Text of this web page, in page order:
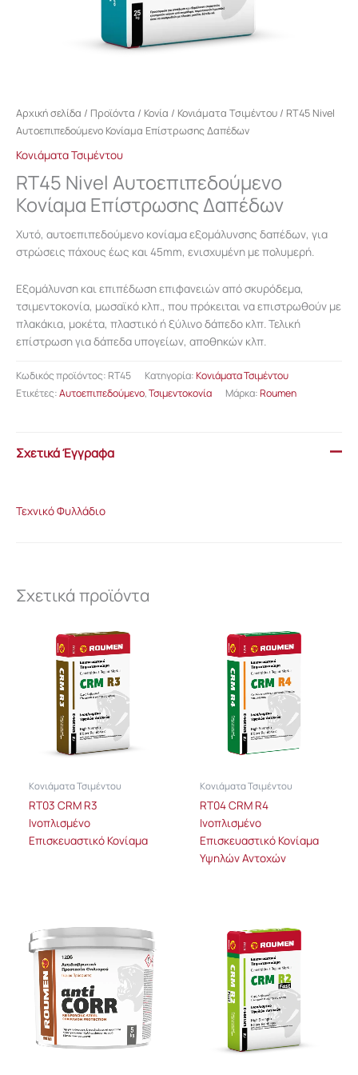
Αρχική σελίδα / Προϊόντα / Κονία / Κονιάματα Τσιμέντου / RT45 Nivel
Αυτοεπιπεδούμενο Κονίαμα Επίστρωσης Δαπέδων
Κονιάματα Τσιμέντου
RT45 Nivel Αυτοεπιπεδούμενο
Κονίαμα Επίστρωσης Δαπέδων
Χυτό, αυτοεπιπεδούμενο κονίαμα εξομάλυνσης δαπέδων, για
στρώσεις πάχους έως και 45mm, ενισχυμένη με πολυμερή.
Εξομάλυνση και επιπέδωση επιφανειών από σκυρόδεμα,
τσιμεντοκονία, μωσαϊκό κλπ., που πρόκειται να επιστρωθούν με
πλακάκια, μοκέτα, πλαστικό ή ξύλινο δάπεδο κλπ. Τελική
επίστρωση για δάπεδα υπογείων, αποθηκών κλπ.
Κωδικός προϊόντος: RT45 Κατηγορία:Κονιάματα Τσιμέντου
Ετικέτες:Αυτοεπιπεδούμενο,Τσιμεντοκονία Μάρκα:Roumen
Σχετικά Έγγραφα
Τεχνικό Φυλλάδιο
Σχετικά προϊόντα
Κονιάματα Τσιμέντου
RT03 CRM R3
Ινοπλισμένο
Επισκευαστικό Κονίαμα
Κονιάματα Τσιμέντου
RT04 CRM R4
Ινοπλισμένο
Επισκευαστικό Κονίαμα
Υψηλών Αντοχών